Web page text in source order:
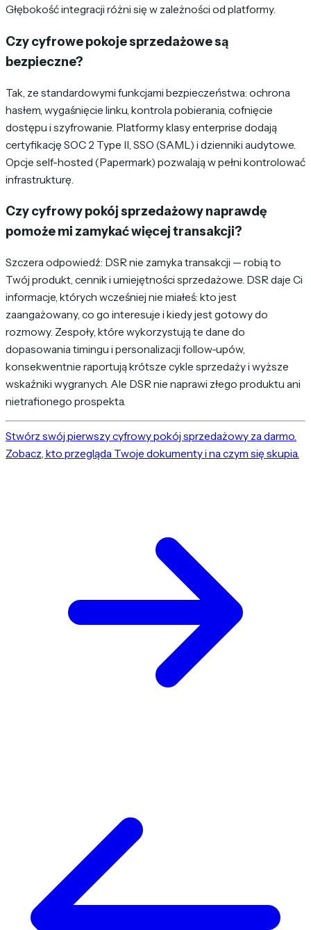
Głębokość integracji różni się w zależności od platformy.
Czy cyfrowe pokoje sprzedażowe są
bezpieczne?
Tak, ze standardowymi funkcjami bezpieczeństwa: ochrona
hasłem, wygaśnięcie linku, kontrola pobierania, cofnięcie
dostępu i szyfrowanie. Platformy klasy enterprise dodają
certyfikację SOC 2 Type II, SSO (SAML) i dzienniki audytowe.
Opcje self-hosted (Papermark) pozwalają w pełni kontrolować
infrastrukturę.
Czy cyfrowy pokój sprzedażowy naprawdę
pomoże mi zamykać więcej transakcji?
Szczera odpowiedź: DSR nie zamyka transakcji — robią to
Twój produkt, cennik i umiejętności sprzedażowe. DSR daje Ci
informacje, których wcześniej nie miałeś: kto jest
zaangażowany, co go interesuje i kiedy jest gotowy do
rozmowy. Zespoły, które wykorzystują te dane do
dopasowania timingu i personalizacji follow-upów,
konsekwentnie raportują krótsze cykle sprzedaży i wyższe
wskaźniki wygranych. Ale DSR nie naprawi złego produktu ani
nietrafionego prospekta.
Stwórz swój pierwszy cyfrowy pokój sprzedażowy za darmo.
Zobacz, kto przegląda Twoje dokumenty i na czym się skupia.